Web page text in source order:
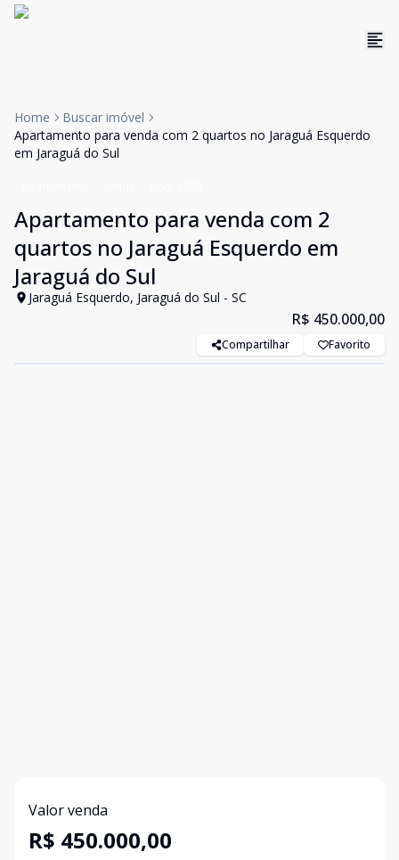
Home
Buscar imóvel
Apartamento para venda com 2 quartos no Jaraguá Esquerdo
em Jaraguá do Sul
Apartamento para venda com 2
quartos no Jaraguá Esquerdo em
Jaraguá do Sul
Jaraguá Esquerdo, Jaraguá do Sul - SC
R$ 450.000,00
Compartilhar Favorito
Valor venda
R$ 450.000,00